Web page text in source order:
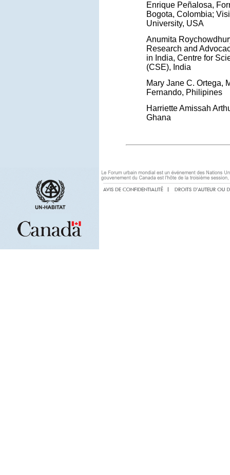
Enrique Peñalosa,
Bogota, Colombia;
University, USA
Anumita
Research and
in India, Centre for
(CSE), India
Mary Jane C. Ortega,
Fernando, Philipines
Harriette Amissah
Ghana